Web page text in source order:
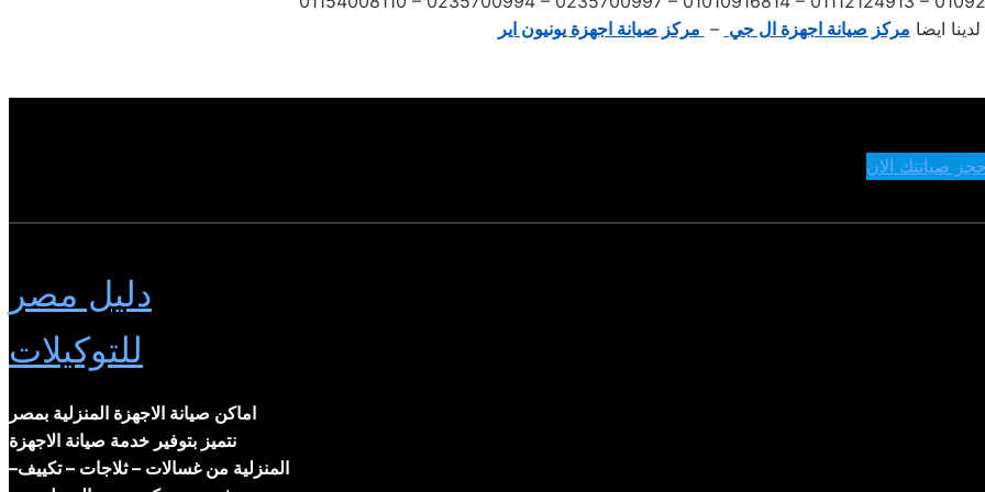
لدينا ايضا مركز صيانة اجهزة ال جي – مركز صيانة اجهزة يونيون اير
صيانتك الان
دليل مصر
للتوكيلات
اماكن صيانة الاجهزة المنزلية بمصر
نتميز بتوفير خدمة صيانة الاجهزة
المنزلية من غسالات – ثلاجات – تكييف–